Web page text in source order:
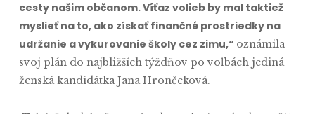
cesty našim občanom. Víťaz volieb by mal taktiež
myslieť na to, ako získať finančné prostriedky na
udržanie a vykurovanie školy cez zimu,“ oznámila
svoj plán do najbližších týždňov po voľbách jediná
ženská kandidátka Jana Hrončeková.